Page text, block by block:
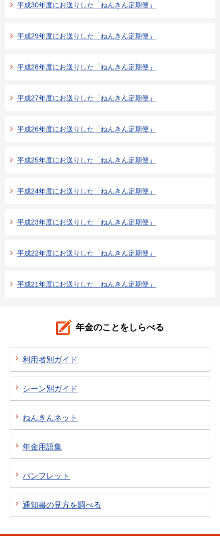
平成30年度にお送りした「ねんきん定期便」
平成29年度にお送りした「ねんきん定期便」
平成28年度にお送りした「ねんきん定期便」
平成27年度にお送りした「ねんきん定期便」
平成26年度にお送りした「ねんきん定期便」
平成25年度にお送りした「ねんきん定期便」
平成24年度にお送りした「ねんきん定期便」
平成23年度にお送りした「ねんきん定期便」
平成22年度にお送りした「ねんきん定期便」
平成21年度にお送りした「ねんきん定期便」
年金のことをしらべる
利用者別ガイド
シーン別ガイド
ねんきんネット
年金用語集
パンフレット
通知書の見方を調べる